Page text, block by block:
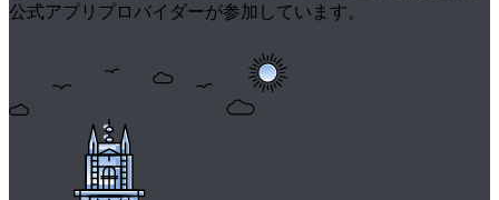
公式アプリプロバイダーが参加しています。